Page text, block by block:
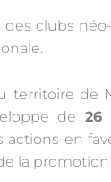
des clubs
territoire de
de26
actions en
la